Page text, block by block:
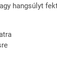
hangsúlyt